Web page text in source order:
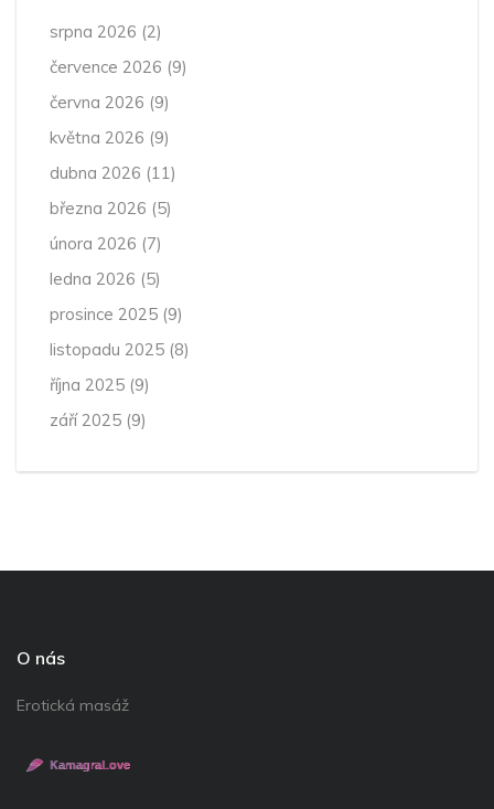
srpna 2026 (2)
července 2026 (9)
června 2026 (9)
května 2026 (9)
dubna 2026 (11)
března 2026 (5)
února 2026 (7)
ledna 2026 (5)
prosince 2025 (9)
listopadu 2025 (8)
října 2025 (9)
září 2025 (9)
O nás
Erotická masáž